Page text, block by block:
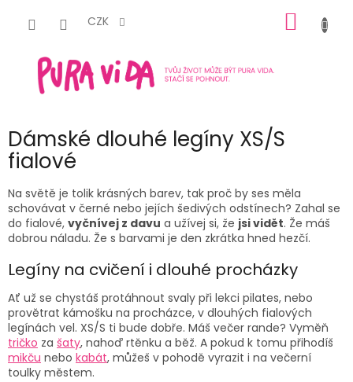
CZK
KOŠÍK
Dámské dlouhé legíny XS/S
fialové
Na světě je tolik krásných barev, tak proč by ses měla
schovávat v černé nebo jejích šedivých odstínech? Zahal se
do fialové, vyčnívej z davu a užívej si, že jsi vidět. Že máš
dobrou náladu. Že s barvami je den zkrátka hned hezčí.
Legíny na cvičení i dlouhé procházky
Ať už se chystáš protáhnout svaly při lekci pilates, nebo
provětrat kámošku na procházce, v dlouhých fialových
legínách vel. XS/S ti bude dobře. Máš večer rande? Vyměň
tričko za šaty, nahoď rtěnku a běž. A pokud k tomu přihodíš
mikču nebo kabát, můžeš v pohodě vyrazit i na večerní
toulky městem.